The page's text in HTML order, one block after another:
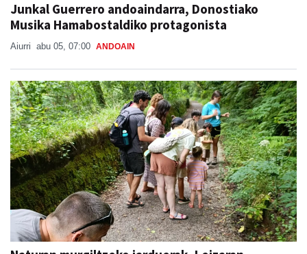
Junkal Guerrero andoaindarra, Donostiako
Musika Hamabostaldiko protagonista
Aiurri abu 05, 07:00 ANDOAIN